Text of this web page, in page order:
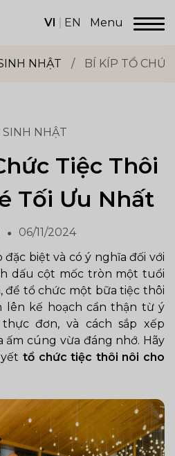
VI EN Menu
NHẬT / BÍ KÍP TỔ
SINH NHẬT
Tiệc Thôi
Tối Ưu Nhất
06/11/2024
biệt và có ý nghĩa đối với
dấu cột mốc tròn một tuổi
để tổ chức một bữa tiệc thôi
lên kế hoạch cẩn thận từ ý
đơn, và cách sắp xếp
ấm cúng vừa đáng nhớ. Hãy
tổ chức tiệc thôi nôi cho